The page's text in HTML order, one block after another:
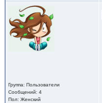
Группа: Пользователи
Сообщений: 4
Пол: Женский